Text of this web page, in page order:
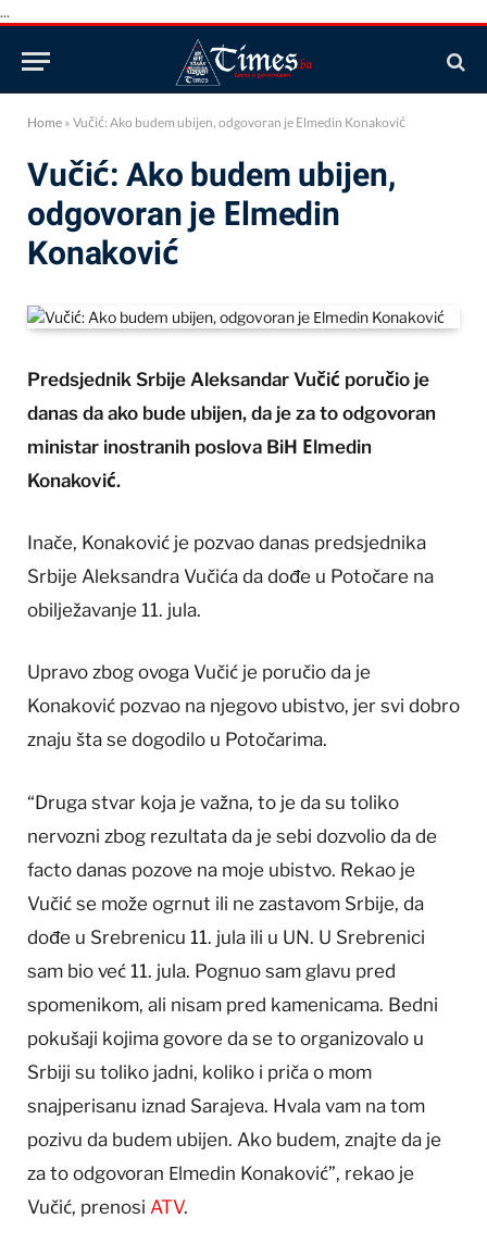
...
Home » Vučić: Ako budem ubijen, odgovoran je Еlmedin Konaković
Vučić: Ako budem ubijen,
odgovoran je Еlmedin
Konaković
Predsjednik Srbije Aleksandar Vučić poručio je
danas da ako bude ubijen, da je za to odgovoran
ministar inostranih poslova BiH Еlmedin
Konaković.
Inače, Konaković je pozvao danas predsjednika
Srbije Aleksandra Vučića da dođe u Potočare na
obilježavanje 11. jula.
Upravo zbog ovoga Vučić je poručio da je
Konaković pozvao na njegovo ubistvo, jer svi dobro
znaju šta se dogodilo u Potočarima.
“Druga stvar koja je važna, to je da su toliko
nervozni zbog rezultata da je sebi dozvolio da de
facto danas pozove na moje ubistvo. Rekao je
Vučić se može ogrnut ili ne zastavom Srbije, da
dođe u Srebrenicu 11. jula ili u UN. U Srebrenici
sam bio već 11. jula. Pognuo sam glavu pred
spomenikom, ali nisam pred kamenicama. Bedni
pokušaji kojima govore da se to organizovalo u
Srbiji su toliko jadni, koliko i priča o mom
snajperisanu iznad Sarajeva. Hvala vam na tom
pozivu da budem ubijen. Ako budem, znajte da je
za to odgovoran Еlmedin Konaković”, rekao je
Vučić, prenosi ATV.